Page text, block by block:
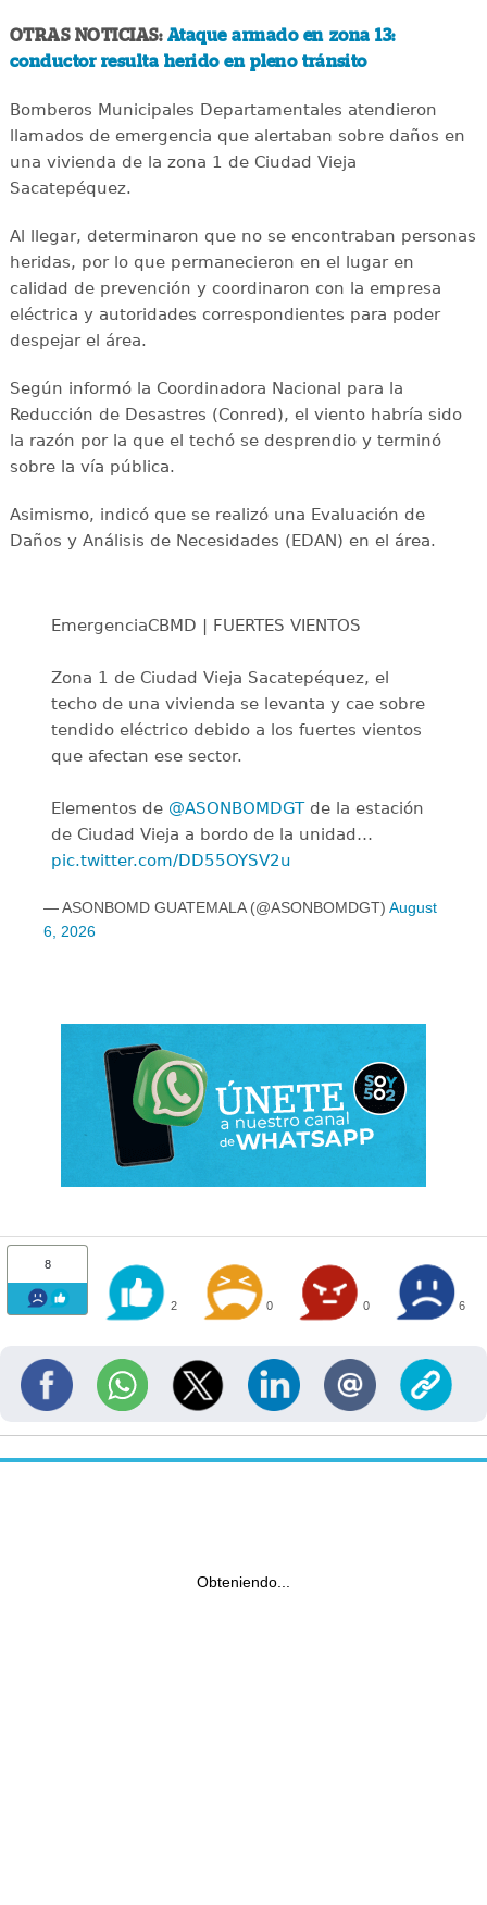
OTRAS NOTICIAS: Ataque armado en zona 13:
conductor resulta herido en pleno tránsito
Bomberos Municipales Departamentales atendieron
llamados de emergencia que alertaban sobre daños en
una vivienda de la zona 1 de Ciudad Vieja
Sacatepéquez.
Al llegar, determinaron que no se encontraban personas
heridas, por lo que permanecieron en el lugar en
calidad de prevención y coordinaron con la empresa
eléctrica y autoridades correspondientes para poder
despejar el área.
Según informó la Coordinadora Nacional para la
Reducción de Desastres (Conred), el viento habría sido
la razón por la que el techó se desprendio y terminó
sobre la vía pública.
Asimismo, indicó que se realizó una Evaluación de
Daños y Análisis de Necesidades (EDAN) en el área.
EmergenciaCBMD | FUERTES VIENTOS
Zona 1 de Ciudad Vieja Sacatepéquez, el
techo de una vivienda se levanta y cae sobre
tendido eléctrico debido a los fuertes vientos
que afectan ese sector.
Elementos de @ASONBOMDGTde la estación
de Ciudad Vieja a bordo de la unidad…
pic.twitter.com/DD55OYSV2u
— ASONBOMD GUATEMALA (@ASONBOMDGT) August
6, 2026
8
2 0 0 6
Obteniendo...